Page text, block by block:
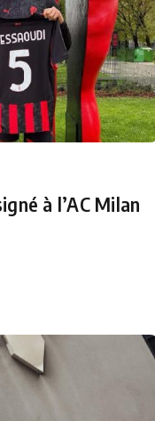
à l’AC Milan